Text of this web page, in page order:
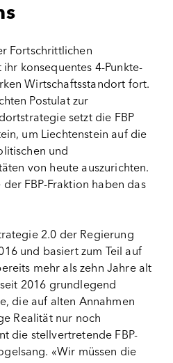
Fortschrittlichen
konsequentes 4-Punkte-
Wirtschaftsstandort fort.
Postulat zur
setzt die FBP
um Liechtenstein auf die
und
von heute auszurichten.
FBP-Fraktion haben das
2.0 der Regierung
und basiert zum Teil auf
mehr als zehn Jahre alt
2016 grundlegend
die auf alten Annahmen
Realität nur noch
die stellvertretende FBP-
«Wir müssen die